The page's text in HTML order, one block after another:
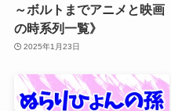
～ボルトまでアニメと映画
の時系列一覧》
2025年1月23日